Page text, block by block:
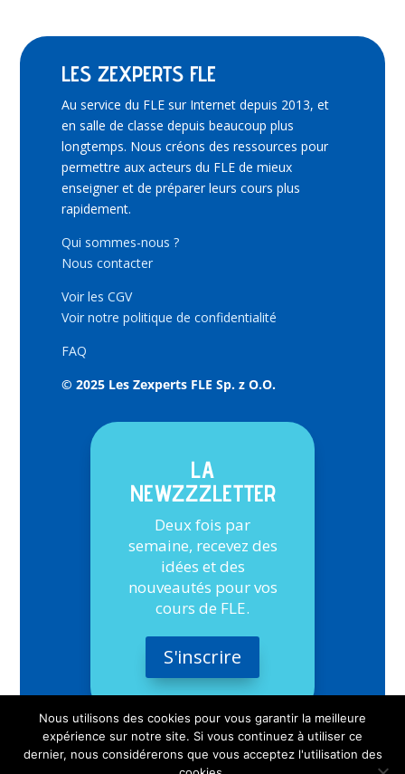
LES ZEXPERTS FLE
Au service du FLE sur Internet depuis 2013, et
en salle de classe depuis beaucoup plus
longtemps. Nous créons des ressources pour
permettre aux acteurs du FLE de mieux
enseigner et de préparer leurs cours plus
rapidement.
Qui sommes-nous ?
Nous contacter
Voir les CGV
Voir notre politique de confidentialité
FAQ
© 2025 Les Zexperts FLE Sp. z O.O.
LA
NEWZZZLETTER
Deux fois par
semaine, recevez des
idées et des
nouveautés pour vos
cours de FLE.
S'inscrire
Nous utilisons des cookies pour vous garantir la meilleure
expérience sur notre site. Si vous continuez à utiliser ce
dernier, nous considérerons que vous acceptez l'utilisation des